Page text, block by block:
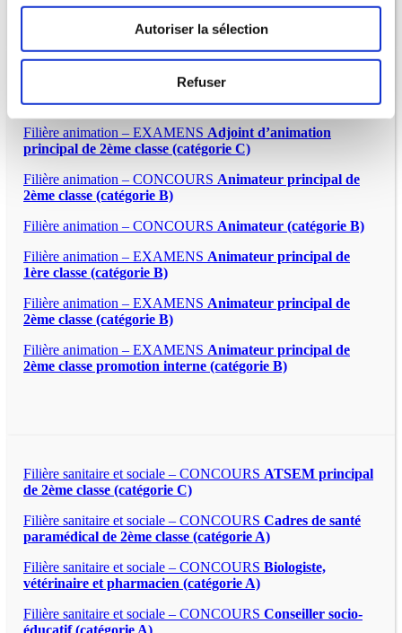
Autoriser la sélection
Refuser
Filière animation – CONCOURSAdjoint d’animation
principal de 2ème classe (catégorie C)
Filière animation – EXAMENS Adjoint d’animation
principal de 2ème classe (catégorie C)
Filière animation – CONCOURS Animateur principal de
2ème classe (catégorie B)
Filière animation – CONCOURS Animateur (catégorie B)
Filière animation – EXAMENS Animateur principal de
1ère classe (catégorie B)
Filière animation – EXAMENS Animateur principal de
2ème classe (catégorie B)
Filière animation – EXAMENS Animateur principal de
2ème classe promotion interne (catégorie B)
Filière sanitaire et sociale – CONCOURS ATSEM principal
de 2ème classe (catégorie C)
Filière sanitaire et sociale – CONCOURS Cadres de santé
paramédical de 2ème classe (catégorie A)
Filière sanitaire et sociale – CONCOURS Biologiste,
vétérinaire et pharmacien (catégorie A)
Filière sanitaire et sociale – CONCOURS Conseiller socio-